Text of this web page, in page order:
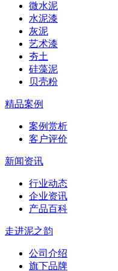
微水泥
水泥漆
灰泥
艺术漆
夯土
硅藻泥
贝壳粉
精品案例
案例赏析
客户评价
新闻资讯
行业动态
企业资讯
产品百科
走进泥之韵
公司介绍
旗下品牌